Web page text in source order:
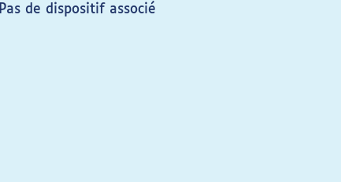
Pas de dispositif associé